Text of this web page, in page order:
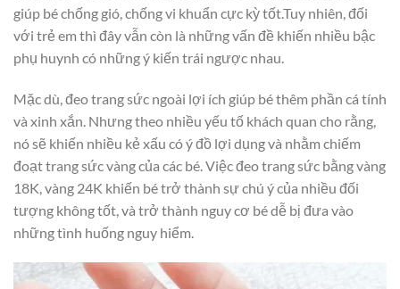
giúp bé chống gió, chống vi khuẩn cực kỳ tốt.Tuy nhiên, đối
với trẻ em thì đây vẫn còn là những vấn đề khiến nhiều bậc
phụ huynh có những ý kiến trái ngược nhau.
Mặc dù, đeo trang sức ngoài lợi ích giúp bé thêm phần cá tính
và xinh xắn. Nhưng theo nhiều yếu tố khách quan cho rằng,
nó sẽ khiến nhiều kẻ xấu có ý đồ lợi dụng và nhằm chiếm
đoạt trang sức vàng của các bé. Việc đeo trang sức bằng vàng
18K, vàng 24K khiến bé trở thành sự chú ý của nhiều đối
tượng không tốt, và trở thành nguy cơ bé dễ bị đưa vào
những tình huống nguy hiểm.